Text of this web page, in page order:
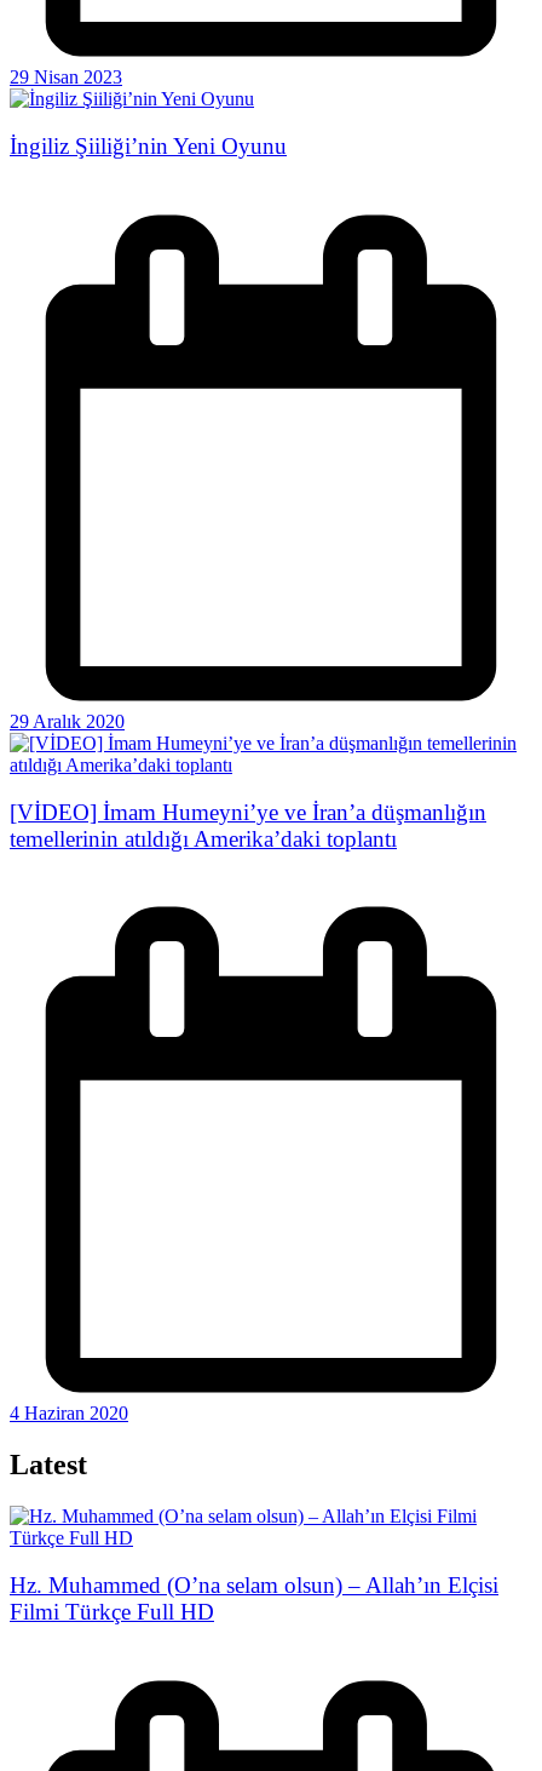
29 Nisan 2023
İngiliz Şiiliği’nin Yeni Oyunu
29 Aralık 2020
[VİDEO] İmam Humeyni’ye ve İran’a düşmanlığın
temellerinin atıldığı Amerika’daki toplantı
4 Haziran 2020
Latest
Hz. Muhammed (O’na selam olsun) – Allah’ın Elçisi
Filmi Türkçe Full HD